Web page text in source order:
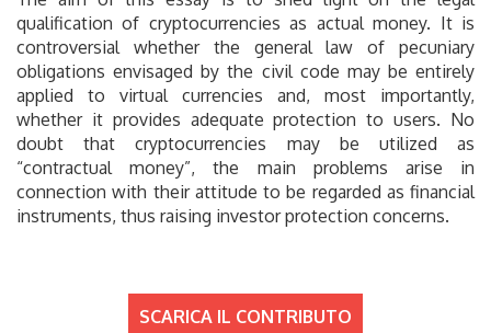
qualification of cryptocurrencies as actual money. It is
controversial whether the general law of pecuniary
obligations envisaged by the civil code may be entirely
applied to virtual currencies and, most importantly,
whether it provides adequate protection to users. No
doubt that cryptocurrencies may be utilized as
“contractual money”, the main problems arise in
connection with their attitude to be regarded as financial
instruments, thus raising investor protection concerns.
SCARICA IL CONTRIBUTO